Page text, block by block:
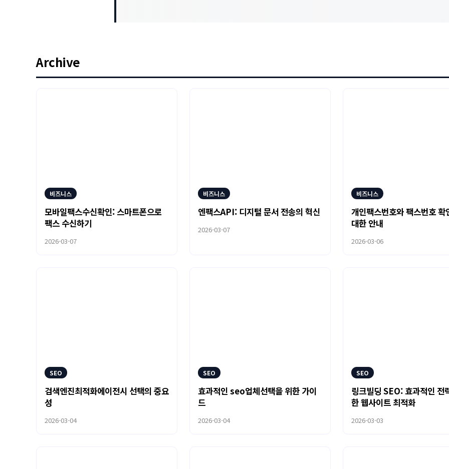
Archive
비즈니스
모바일팩스수신확인: 스마트폰으로
팩스 수신하기
2026-03-07
비즈니스
엔팩스API: 디지털 문서 전송의 혁신
2026-03-07
비즈니스
개인팩스번호와 팩스번호 확
대한 안내
2026-03-06
SEO
검색엔진최적화에이전시 선택의 중요
성
2026-03-04
SEO
효과적인 seo업체선택을 위한 가이
드
2026-03-04
SEO
링크빌딩 SEO: 효과적인 전
한 웹사이트 최적화
2026-03-03